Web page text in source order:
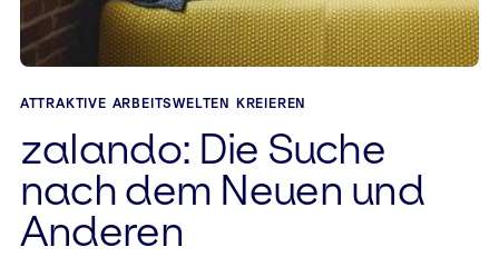
ATTRAKTIVE ARBEITSWELTEN KREIEREN
zalando: Die Suche
nach dem Neuen und
Anderen